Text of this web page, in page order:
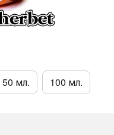
50 мл. 100 мл.